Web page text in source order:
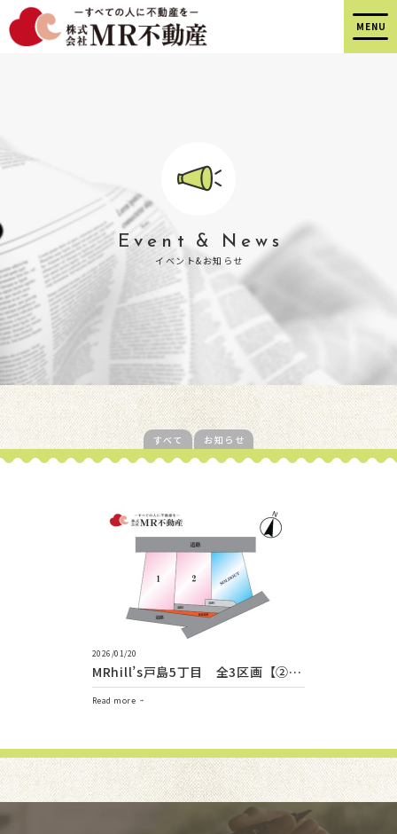
Event & News
イベント&お知らせ
すべて お知らせ
2026/01/20
MRhill’s戸島5丁目 全3区画【②号
地】
Read more